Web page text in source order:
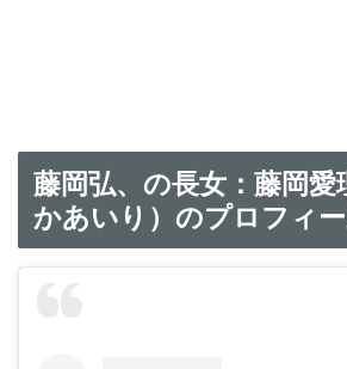
藤岡弘、の長女：藤岡愛
かあいり）のプロフィ